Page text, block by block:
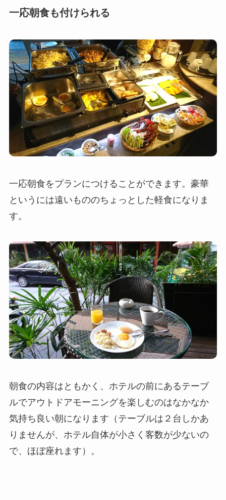
一応朝食も付けられる
一応朝食をプランにつけることができます。豪華
というには遠いもののちょっとした軽食になりま
す。
朝食の内容はともかく、ホテルの前にあるテーブ
ルでアウトドアモーニングを楽しむのはなかなか
気持ち良い朝になります（テーブルは２台しかあ
りませんが、ホテル自体が小さく客数が少ないの
で、ほぼ座れます）。